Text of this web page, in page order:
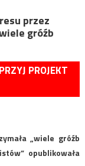
przez
gróźb
PROJEKT
„wiele gróźb
opublikowała